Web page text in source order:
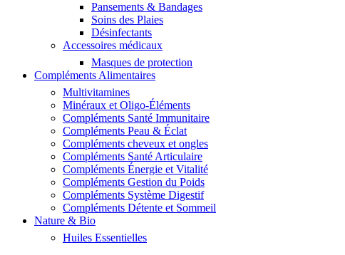
Pansements & Bandages
Soins des Plaies
Désinfectants
Accessoires médicaux
Masques de protection
Compléments Alimentaires
Multivitamines
Minéraux et Oligo-Éléments
Compléments Santé Immunitaire
Compléments Peau & Éclat
Compléments cheveux et ongles
Compléments Santé Articulaire
Compléments Énergie et Vitalité
Compléments Gestion du Poids
Compléments Système Digestif
Compléments Détente et Sommeil
Nature & Bio
Huiles Essentielles